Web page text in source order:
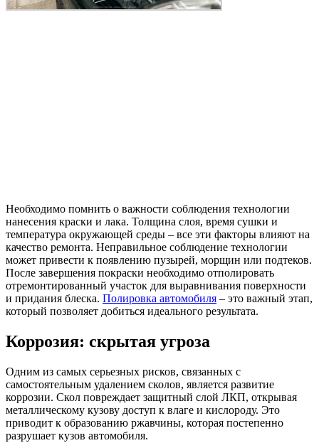
Необходимо помнить о важности соблюдения технологии
нанесения краски и лака. Толщина слоя, время сушки и
температура окружающей среды – все эти факторы влияют на
качество ремонта. Неправильное соблюдение технологии
может привести к появлению пузырей, морщин или подтеков.
После завершения покраски необходимо отполировать
отремонтированный участок для выравнивания поверхности
и придания блеска. Полировка автомобиля – это важный этап,
который позволяет добиться идеального результата.
Коррозия: скрытая угроза
Одним из самых серьезных рисков, связанных с
самостоятельным удалением сколов, является развитие
коррозии. Скол повреждает защитный слой ЛКП, открывая
металлическому кузову доступ к влаге и кислороду. Это
приводит к образованию ржавчины, которая постепенно
разрушает кузов автомобиля.